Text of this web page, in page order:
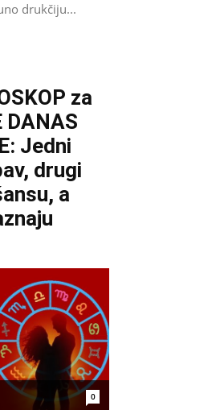
drukčiju...
za
DANAS
Jedni
drugi
a
0